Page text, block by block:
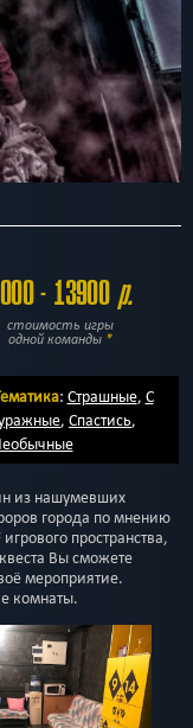
- 13900 р.
стоимость игры
одной команды *
: Страшные, С
, Спастись,
из нашумевших
города по мнению
пространства,
Вы сможете
мероприятие.
комнаты.